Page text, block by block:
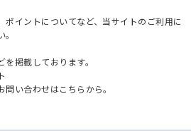
ポイントについてなど、当サイトのご利用に
掲載しております。
い合わせはこちらから。